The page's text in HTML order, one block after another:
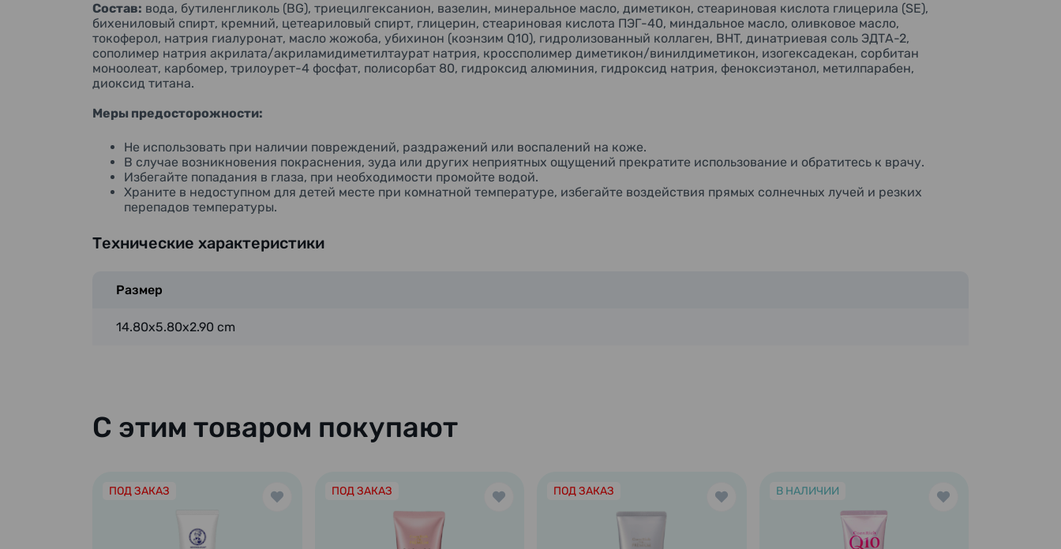
Состав: вода, бутиленгликоль (BG), триецилгексанион, вазелин, минеральное масло, диметикон, стеариновая кислота глицерила (SE),
бихениловый спирт, кремний, цетеариловый спирт, глицерин, стеариновая кислота ПЭГ-40, миндальное масло, оливковое масло,
токоферол, натрия гиалуронат, масло жожоба, убихинон (коэнзим Q10), гидролизованный коллаген, BHT, динатриевая соль ЭДТА-2,
сополимер натрия акрилата/акриламидиметилтаурат натрия, кроссполимер диметикон/винилдиметикон, изогексадекан, сорбитан
моноолеат, карбомер, трилоурет-4 фосфат, полисорбат 80, гидроксид алюминия, гидроксид натрия, феноксиэтанол, метилпарабен,
диоксид титана.
Меры предосторожности:
Не использовать при наличии повреждений, раздражений или воспалений на коже.
В случае возникновения покраснения, зуда или других неприятных ощущений прекратите использование и обратитесь к врачу.
Избегайте попадания в глаза, при необходимости промойте водой.
Храните в недоступном для детей месте при комнатной температуре, избегайте воздействия прямых солнечных лучей и резких
перепадов температуры.
Технические характеристики
Размер
14.80x5.80x2.90 cm
С этим товаром покупают
ПОД ЗАКАЗ ПОД ЗАКАЗ ПОД ЗАКАЗ В НАЛИЧИИ